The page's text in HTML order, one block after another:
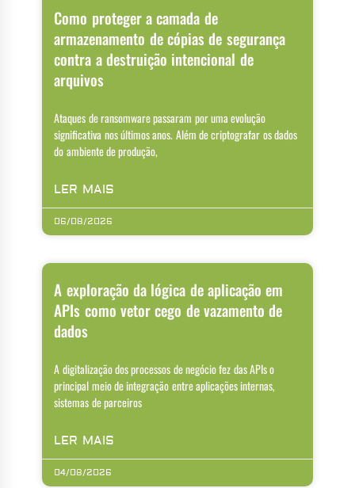
Como proteger a camada de
armazenamento de cópias de segurança
contra a destruição intencional de
arquivos
Ataques de ransomware passaram por uma evolução
significativa nos últimos anos. Além de criptografar os dados
do ambiente de produção,
LER MAIS
06/08/2026
A exploração da lógica de aplicação em
APIs como vetor cego de vazamento de
dados
A digitalização dos processos de negócio fez das APIs o
principal meio de integração entre aplicações internas,
sistemas de parceiros
LER MAIS
04/08/2026